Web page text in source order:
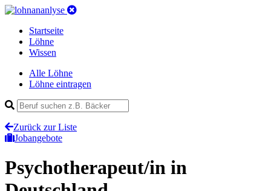
Startseite
Löhne
Wissen
Alle Löhne
Löhne eintragen
Zurück zur Liste
Jobangebote
Psychotherapeut/in in